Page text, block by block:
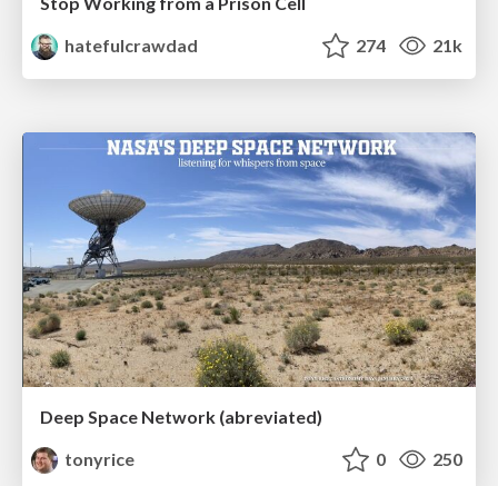
hatefulcrawdad
274 21k
Deep Space Network (abreviated)
tonyrice
0 250